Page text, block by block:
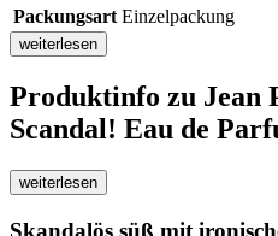
Packungsart Einzelpackung
weiterlesen
Produktinfo zu Jean
Scandal! Eau de
weiterlesen
Skandalös süß mit